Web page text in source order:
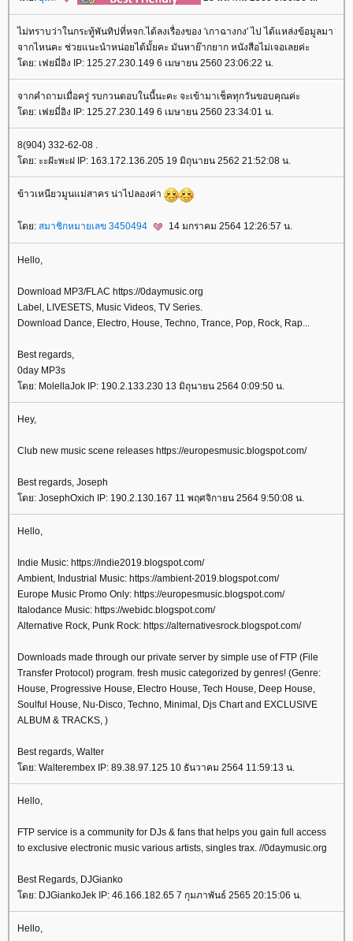
ไม่ทราบว่าในกระทู้พันทิปที่หจก.ได้ลงเรื่องของ 'เกาฉางกง' ไป ได้แหล่งข้อมูลมา
จากไหนคะ ช่วยแนะนำหน่อยได้มั้ยคะ มันหาย๊ากยาก หนังสือไม่เจอเลยค่ะ
ดย: เฟยมี่อิง IP: 125.27.230.149 6 เมษายน 2560 23:06:22 น.
จากคำถามเมื่อครู่ รบกวนตอบในนี้นะคะ จะเข้ามาเช็คทุกวันขอบคุณค่ะ
ดย: เฟยมี่อิง IP: 125.27.230.149 6 เมษายน 2560 23:34:01 น.
8(904) 332-62-08 .
ดย: ะะฝัะพะฝ IP: 163.172.136.205 19 มิถุนายน 2562 21:52:08 น.
ข้าวเหนียวมูนแม่สาคร น่าไปลองค่า
ดย: สมาชิกหมายเลข 3450494 14 มกราคม 2564 12:26:57 น.
Hello,
Download MP3/FLAC https://0daymusic.org
Label, LIVESETS, Music Videos, TV Series.
Download Dance, Electro, House, Techno, Trance, Pop, Rock, Rap...
Best regards,
0day MP3s
ดย: MolellaJok IP: 190.2.133.230 13 มิถุนายน 2564 0:09:50 น.
Hey,
Club new music scene releases https://europesmusic.blogspot.com/
Best regards, Joseph
ดย: JosephOxich IP: 190.2.130.167 11 พฤศจิกายน 2564 9:50:08 น.
Hello,
Indie Music: https://indie2019.blogspot.com/
Ambient, Industrial Music: https://ambient-2019.blogspot.com/
Europe Music Promo Only: https://europesmusic.blogspot.com/
Italodance Music: https://webidc.blogspot.com/
Alternative Rock, Punk Rock: https://alternativesrock.blogspot.com/
Downloads made through our private server by simple use of FTP (File
Transfer Protocol) program. fresh music categorized by genres! (Genre:
House, Progressive House, Electro House, Tech House, Deep House,
Soulful House, Nu-Disco, Techno, Minimal, Djs Chart and EXCLUSIVE
ALBUM & TRACKS, )
Best regards, Walter
ดย: Walterembex IP: 89.38.97.125 10 ธันวาคม 2564 11:59:13 น.
Hello,
FTP service is a community for DJs & fans that helps you gain full access
to exclusive electronic music various artists, singles trax. //0daymusic.org
Best Regards, DJGianko
ดย: DJGiankoJek IP: 46.166.182.65 7 กุมภาพันธ์ 2565 20:15:06 น.
Hello,